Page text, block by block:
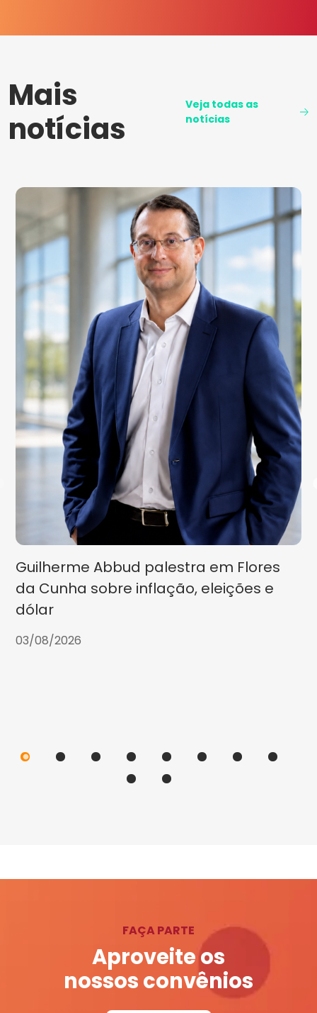
Mais
notícias
Veja todas as
notícias
Guilherme Abbud palestra em Flores
da Cunha sobre inflação, eleições e
dólar
03/08/2026
FAÇA PARTE
Aproveite os
nossos convênios